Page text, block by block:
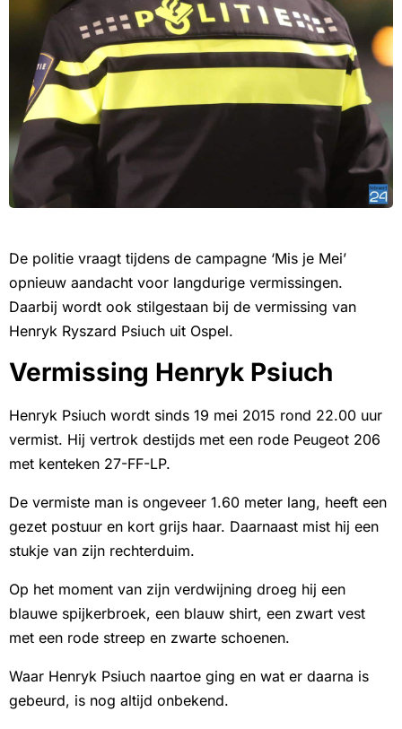
De politie vraagt tijdens de campagne ‘Mis je Mei’
opnieuw aandacht voor langdurige vermissingen.
Daarbij wordt ook stilgestaan bij de vermissing van
Henryk Ryszard Psiuch uit Ospel.
Vermissing Henryk Psiuch
Henryk Psiuch wordt sinds 19 mei 2015 rond 22.00 uur
vermist. Hij vertrok destijds met een rode Peugeot 206
met kenteken 27-FF-LP.
De vermiste man is ongeveer 1.60 meter lang, heeft een
gezet postuur en kort grijs haar. Daarnaast mist hij een
stukje van zijn rechterduim.
Op het moment van zijn verdwijning droeg hij een
blauwe spijkerbroek, een blauw shirt, een zwart vest
met een rode streep en zwarte schoenen.
Waar Henryk Psiuch naartoe ging en wat er daarna is
gebeurd, is nog altijd onbekend.